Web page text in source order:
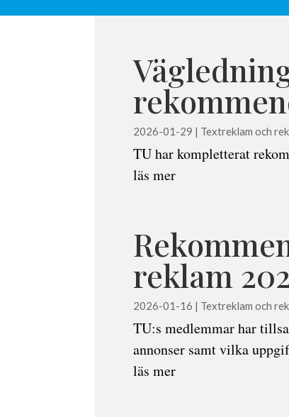
2026-01-29 | Textreklam och
TU har kompletterat
läs mer
reklam
2026-01-16 | Textreklam och
TU:s medlemmar har
annonser samt vilka
läs mer